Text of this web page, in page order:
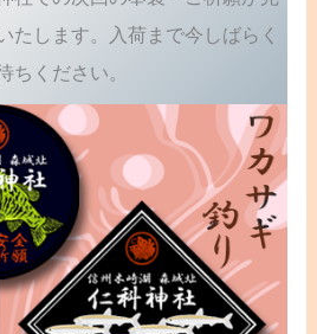
たします。入荷まで今しばらく
ちください。